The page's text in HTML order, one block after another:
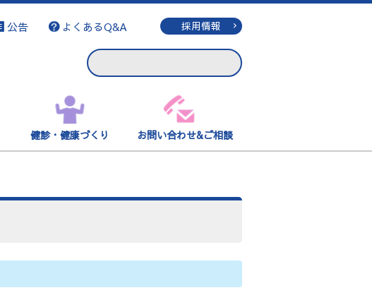
公告 よくあるQ&A 採用情報
健診・健康づくり お問い合わせ&ご相談